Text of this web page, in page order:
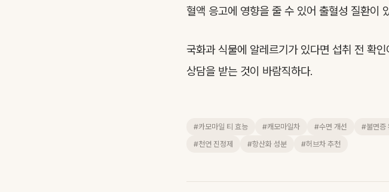
혈액 응고에 영향을 줄 수 있어 출혈성 질환이
국화과 식물에 알레르기가 있다면 섭취 전 확
상담을 받는 것이 바람직하다.
#카모마일 티 효능 #캐모마일차 #수면 개선 #불면증
#천연 진정제
#항산화 성분 #허브차 추천